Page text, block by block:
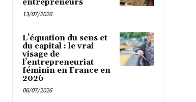
entrepreneurs
13/07/2026
L’équation du sens et
du capital : le vrai
visage de
l’entrepreneuriat
féminin en France en
2026
06/07/2026